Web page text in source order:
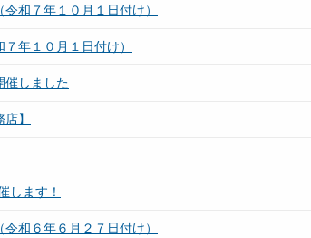
和７年１０月１日付け）
年１０月１日付け）
催しました
】
します！
和６年６月２７日付け）